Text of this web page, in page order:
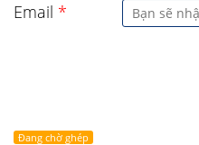
Email *
Đang chờ ghép